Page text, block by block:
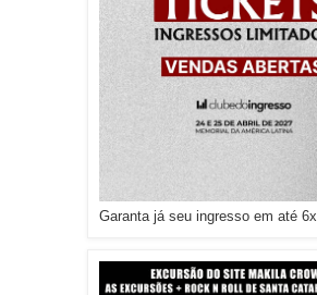
Garanta já seu ingresso em até 6x